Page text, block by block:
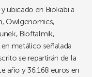
ubicado en Biokabi a
Owlgenomics,
Bioftalmik,
metálico señalada
se repartirán de la
año y 36.168 euros en